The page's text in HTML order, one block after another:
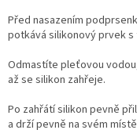
Před nasazením
potkává silikonový prvek
Odmastíte pleťovou
až se silikon zahřeje.
Po zahřátí silikon pevně
a drží pevně na svém